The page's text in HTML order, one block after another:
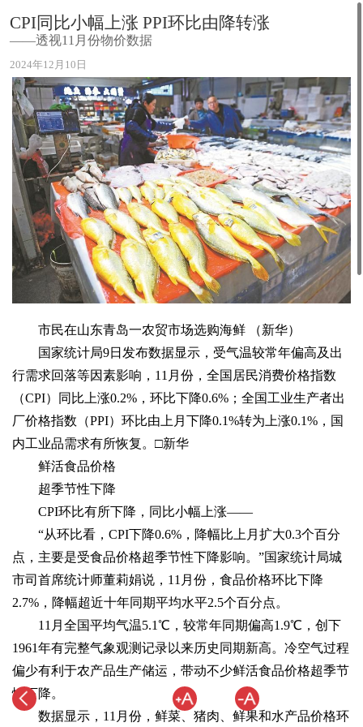
CPI同比小幅上涨 PPI环比由降转涨
——透视11月份物价数据
2024年12月10日
市民在山东青岛一农贸市场选购海鲜 （新华）
国家统计局9日发布数据显示，受气温较常年偏高及出
行需求回落等因素影响，11月份，全国居民消费价格指数
（CPI）同比上涨0.2%，环比下降0.6%；全国工业生产者出
厂价格指数（PPI）环比由上月下降0.1%转为上涨0.1%，国
内工业品需求有所恢复。□新华
鲜活食品价格
超季节性下降
CPI环比有所下降，同比小幅上涨——
“从环比看，CPI下降0.6%，降幅比上月扩大0.3个百分
点，主要是受食品价格超季节性下降影响。”国家统计局城
市司首席统计师董莉娟说，11月份，食品价格环比下降
2.7%，降幅超近十年同期平均水平2.5个百分点。
11月全国平均气温5.1℃，较常年同期偏高1.9℃，创下
1961年有完整气象观测记录以来历史同期新高。冷空气过程
偏少有利于农产品生产储运，带动不少鲜活食品价格超季节
性下降。
数据显示，11月份，鲜菜、猪肉、鲜果和水产品价格环